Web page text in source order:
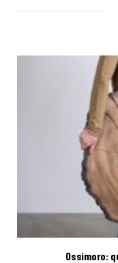
Ossimoro: